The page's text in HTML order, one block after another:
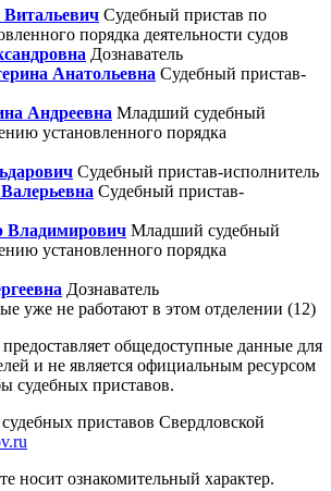
Судебный пристав по
порядка деятельности судов
Дознаватель
Анатольевна Судебный пристав-
Андреевна Младший судебный
установленного порядка
Судебный пристав-исполнитель
Судебный пристав-
Младший судебный
установленного порядка
Дознаватель
уже не работают в этом отделении (12)
предоставляет общедоступные данные для
и не является официальным ресурсом
судебных приставов.
приставов Свердловской
носит ознакомительный характер.